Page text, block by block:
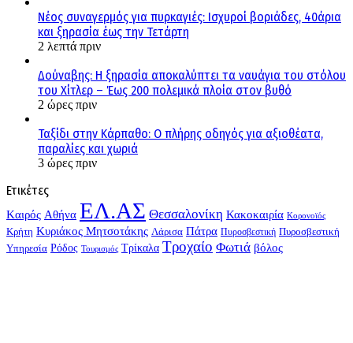
Νέος συναγερμός για πυρκαγιές: Ισχυροί βοριάδες, 40άρια
και ξηρασία έως την Τετάρτη
2 λεπτά πριν
Δούναβης: Η ξηρασία αποκαλύπτει τα ναυάγια του στόλου
του Χίτλερ – Έως 200 πολεμικά πλοία στον βυθό
2 ώρες πριν
Ταξίδι στην Κάρπαθο: Ο πλήρης οδηγός για αξιοθέατα,
παραλίες και χωριά
3 ώρες πριν
Ετικέτες
Kαιρός Αθήνα ΕΛ.ΑΣ Θεσσαλονίκη Κακοκαιρία Κορονοϊός
Κρήτη Κυριάκος Μητσοτάκης Λάρισα Πάτρα Πυροσβεστική Πυροσβεστική
Υπηρεσία Ρόδος Τουρισμός Τρίκαλα Τροχαίο Φωτιά βόλος